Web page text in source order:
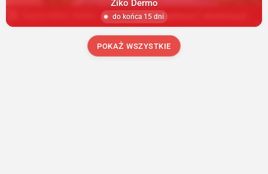
Ziko Dermo
do końca 15 dni
POKAŻ WSZYSTKIE